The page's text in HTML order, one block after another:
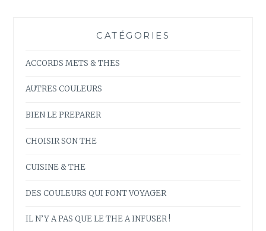
CATÉGORIES
ACCORDS METS & THES
AUTRES COULEURS
BIEN LE PREPARER
CHOISIR SON THE
CUISINE & THE
DES COULEURS QUI FONT VOYAGER
IL N’Y A PAS QUE LE THE A INFUSER !